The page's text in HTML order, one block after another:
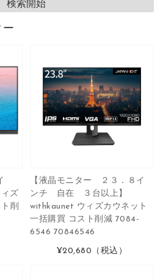
ー
ズ
削
【液晶モニター ２３．８イ
ンチ 自在 ３台以上】
withkaunet ウィズカウネット
一括購買 コスト削減 7084-
6546 70846546
¥20,680 （税込）